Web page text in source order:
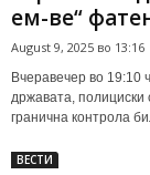
ем-ве“
August 9, 2025 во 13:16
Вчеравечер во 19:10
државата,
гранична контрола
ВЕСТИ